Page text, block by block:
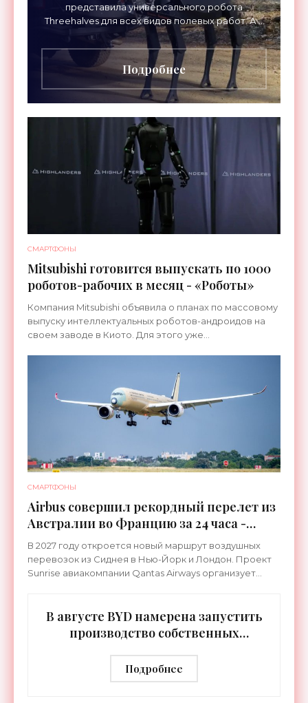
представила универсального робота
Threehalves для всех видов полевых работ. А в
первую очередь – для спасательных миссий с
прицелом на работу в зонах
Подробнее
СМАРТФОНЫ
Mitsubishi готовится выпускать по 1000
роботов-рабочих в месяц - «Роботы»
Компания Mitsubishi объявила о планах по массовому
выпуску интеллектуальных роботов-андроидов на
своем заводе в Киото. Для этого уже
СМАРТФОНЫ
Airbus совершил рекордный перелет из
Австралии во Францию за 24 часа -
«Техника»
В 2027 году откроется новый маршрут воздушных
перевозок из Сиднея в Нью-Йорк и Лондон. Проект
Sunrise авиакомпании Qantas Airways организует
В августе BYD намерена запустить
производство собственных
«Роботы»
Подробнее